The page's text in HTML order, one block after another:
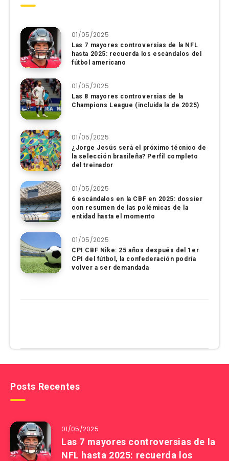
01/05/2025
Las 7 mayores controversias de la NFL
hasta 2025: recuerda los escándalos del
fútbol americano
01/05/2025
Las 8 mayores controversias de la
Champions League (incluida la de 2025)
01/05/2025
¿Jorge Jesús será el próximo técnico de
la selección brasileña? Perfil completo
del treinador
01/05/2025
6 escándalos en la CBF en 2025: dossier
con resumen de las polémicas de la
entidad hasta el momento
01/05/2025
CPI CBF Nike: 25 años después del 1er
CPI del fútbol, ​​la confederación podría
volver a ser demandada
Posts Recentes
01/05/2025
Las 7 mayores controversias de la
NFL hasta 2025: recuerda los